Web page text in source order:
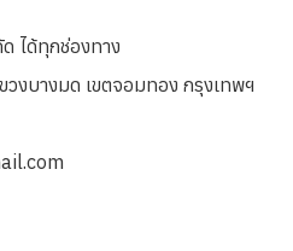
ได้ทุกช่องทาง
งบางมด เขตจอมทอง กรุงเทพฯ